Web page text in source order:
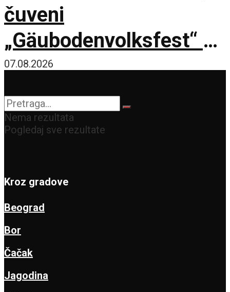
čuveni
„Gäubodenvolksfest“ u
Štraubingu
07.08.2026
Nema rezultata
Pogledaj sve rezultate
Kroz gradove
Beograd
Bor
Čačak
Jagodina